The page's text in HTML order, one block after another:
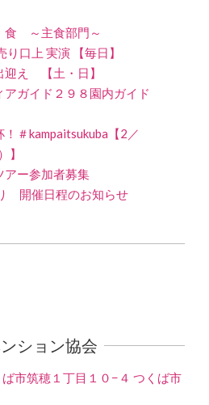
食 ～主食部門～
口上 実演 【毎日】
迎え 【土・日】
ガイド２９８園内ガイド
＃kampaitsukuba【2／
】
アー参加者募集
開催日程のお知らせ
ション協会
市筑穂１丁目１０−４ つくば市